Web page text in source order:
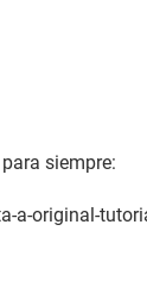
siempre:
a-original-